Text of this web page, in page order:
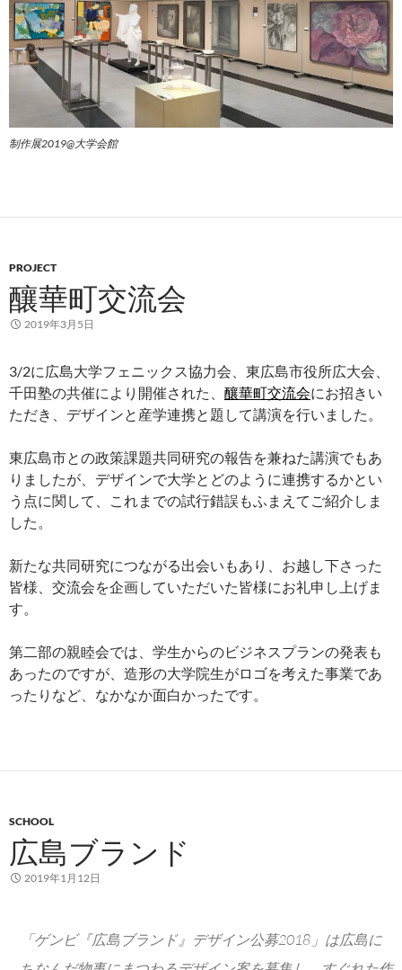
制作展2019@大学会館
PROJECT
釀華町交流会
2019年3月5日
3/2に広島大学フェニックス協力会、東広島市役所広大会、
千田塾の共催により開催された、 釀華町交流会にお招きい
ただき、デザインと産学連携と題して講演を行いました。
東広島市との政策課題共同研究の報告を兼ねた講演でもあ
りましたが、デザインで大学とどのように連携するかとい
う点に関して、これまでの試行錯誤もふまえてご紹介しま
した。
新たな共同研究につながる出会いもあり、お越し下さった
皆様、交流会を企画していただいた皆様にお礼申し上げま
す。
第二部の親睦会では、学生からのビジネスプランの発表も
あったのですが、造形の大学院生がロゴを考えた事業であ
ったりなど、なかなか面白かったです。
SCHOOL
広島ブランド
2019年1月12日
「ゲンビ『広島ブランド』デザイン公募2018」は広島に